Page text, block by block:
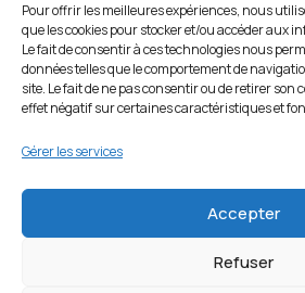
Pour offrir les meilleures expériences, nous
que les cookies pour stocker et/ou accéder aux
Le fait de consentir à ces technologies nous
données telles que le comportement de
site. Le fait de ne pas consentir ou de retirer
effet négatif sur certaines caractéristiques et
Gérer les services
Accepter
Refuser
Appelez-nous
+32 65 342 620
Suivez nous